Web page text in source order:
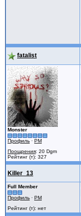
fatalist
Monster
Профиль · PM
Поощрения: 20 Dgm
Рейтинг (т): 327
Killer_13
Full Member
Профиль · PM
Рейтинг (т): нет